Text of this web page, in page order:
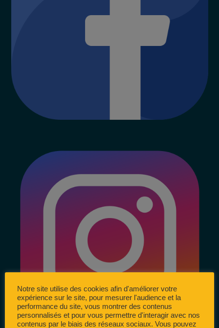
Notre site utilise des cookies afin d'améliorer votre
expérience sur le site, pour mesurer l'audience et la
performance du site, vous montrer des contenus
personnalisés et pour vous permettre d'interagir avec nos
contenus par le biais des réseaux sociaux. Vous pouvez